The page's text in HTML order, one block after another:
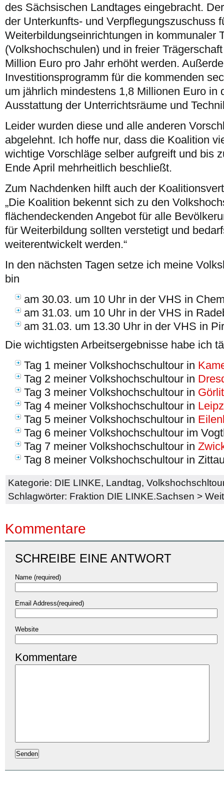
des Sächsischen Landtages eingebracht.
der Unterkunfts- und Verpflegungszuschuss
Weiterbildungseinrichtungen in kommunaler
(Volkshochschulen) und in freier
Million Euro pro Jahr erhöht werden.
Investitionsprogramm für die kommenden
um jährlich mindestens 1,8 Millionen Euro in
Ausstattung der Unterrichtsräume und
Leider wurden diese und alle anderen
abgelehnt. Ich hoffe nur, dass die Koalition
wichtige Vorschläge selber aufgreift und bis
Ende April mehrheitlich beschließt.
Zum Nachdenken hilft auch der
„Die Koalition bekennt sich zu den
flächendeckenden Angebot für alle
für Weiterbildung sollten verstetigt und
weiterentwickelt werden.“
In den nächsten Tagen setze ich meine
bin
am 30.03. um 10 Uhr in der VHS in
am 31.03. um 10 Uhr in der VHS in
am 31.03. um 13.30 Uhr in der VHS in
Die wichtigsten Arbeitsergebnisse habe ich
Tag 1 meiner Volkshochschultour in
Tag 2 meiner Volkshochschultour in
Tag 3 meiner Volkshochschultour in
Tag 4 meiner Volkshochschultour in
Tag 5 meiner Volkshochschultour in
Tag 6 meiner Volkshochschultour im
Tag 7 meiner Volkshochschultour in
Tag 8 meiner Volkshochschultour in
Kategorie: DIE LINKE, Landtag,
Schlagwörter: Fraktion DIE LINKE.Sachsen >
Kommentare
SCHREIBE EINE ANTWORT
Name (required)
Email Address(required)
Website
Kommentare